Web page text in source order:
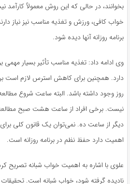
بخوانند، در حالی که این روش معمولاً کارآمد
خواب کافی، ورزش و تغذیه مناسب نیز نیاز
برنامه روزانه آنها دیده شود.
وی ادامه داد: تغذیه مناسب تأثیر بسیار مهمی
دارد. همچنین برای کاهش استرس لازم است
روز وجود داشته باشد. البته ساعت شروع
نیست. برخی افراد از ساعت هشت صبح مطالعه
دیگر از ساعت ده. نمی‌توان یک قانون کلی برای
اهمیت دارد حفظ نظم در برنامه روزانه است.
علوی با اشاره به اهمیت خواب شبانه تصریح
نادیده گرفته شود، خواب شبانه است.